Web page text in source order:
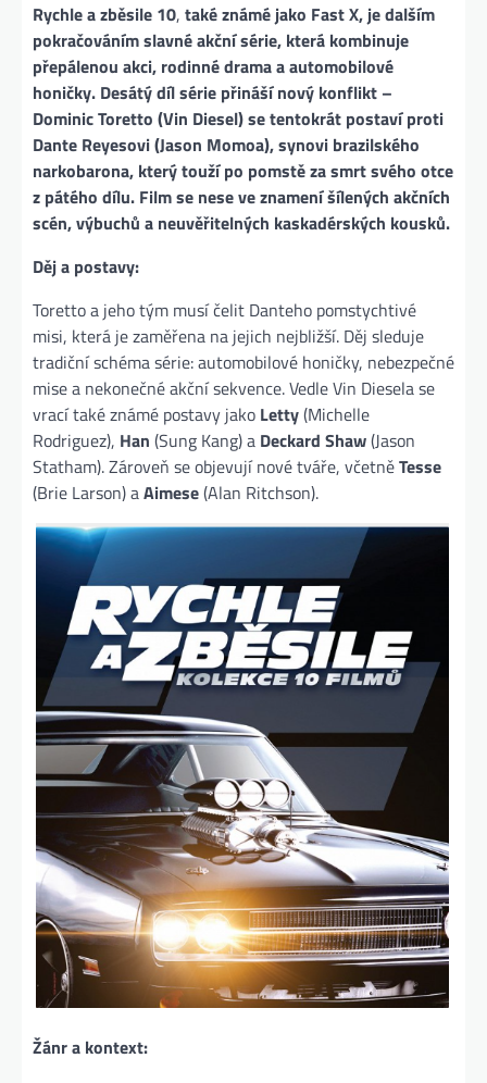
Rychle a zběsile 10, také známé jako Fast X, je dalším
pokračováním slavné akční série, která kombinuje
přepálenou akci, rodinné drama a automobilové
honičky. Desátý díl série přináší nový konflikt –
Dominic Toretto (Vin Diesel) se tentokrát postaví proti
Dante Reyesovi (Jason Momoa), synovi brazilského
narkobarona, který touží po pomstě za smrt svého otce
z pátého dílu. Film se nese ve znamení šílených akčních
scén, výbuchů a neuvěřitelných kaskadérských kousků.
Děj a postavy:
Toretto a jeho tým musí čelit Danteho pomstychtivé
misi, která je zaměřena na jejich nejbližší. Děj sleduje
tradiční schéma série: automobilové honičky, nebezpečné
mise a nekonečné akční sekvence. Vedle Vin Diesela se
vrací také známé postavy jako Letty(Michelle
Rodriguez), Han (Sung Kang) a Deckard Shaw(Jason
Statham). Zároveň se objevují nové tváře, včetněTesse
(Brie Larson) aAimese(Alan Ritchson)​.
Žánr a kontext: